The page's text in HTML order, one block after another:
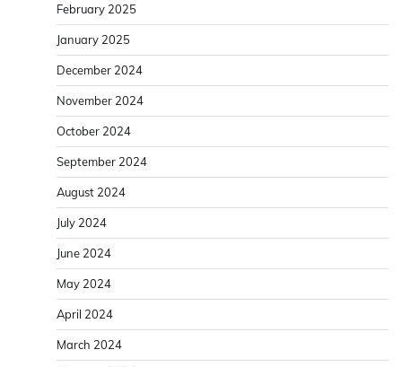
February 2025
January 2025
December 2024
November 2024
October 2024
September 2024
August 2024
July 2024
June 2024
May 2024
April 2024
March 2024